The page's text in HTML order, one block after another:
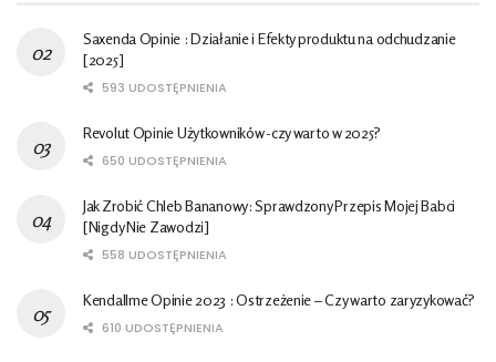
Saxenda Opinie : Działanie i Efekty produktu na odchudzanie
[2025]
593 UDOSTĘPNIENIA
Revolut Opinie Użytkowników -czy warto w 2025?
650 UDOSTĘPNIENIA
Jak Zrobić Chleb Bananowy: Sprawdzony Przepis Mojej Babci
[Nigdy Nie Zawodzi]
558 UDOSTĘPNIENIA
Kendallme Opinie 2023 : Ostrzeżenie – Czy warto zaryzykować?
610 UDOSTĘPNIENIA